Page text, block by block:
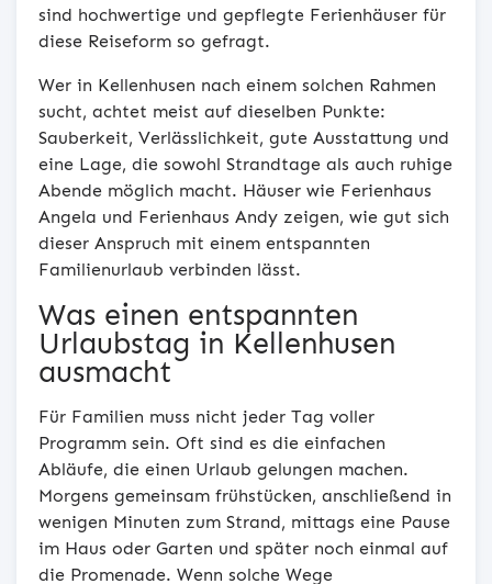
sind hochwertige und gepflegte Ferienhäuser für
diese Reiseform so gefragt.
Wer in Kellenhusen nach einem solchen Rahmen
sucht, achtet meist auf dieselben Punkte:
Sauberkeit, Verlässlichkeit, gute Ausstattung und
eine Lage, die sowohl Strandtage als auch ruhige
Abende möglich macht. Häuser wie Ferienhaus
Angela und Ferienhaus Andy zeigen, wie gut sich
dieser Anspruch mit einem entspannten
Familienurlaub verbinden lässt.
Was einen entspannten
Urlaubstag in Kellenhusen
ausmacht
Für Familien muss nicht jeder Tag voller
Programm sein. Oft sind es die einfachen
Abläufe, die einen Urlaub gelungen machen.
Morgens gemeinsam frühstücken, anschließend in
wenigen Minuten zum Strand, mittags eine Pause
im Haus oder Garten und später noch einmal auf
die Promenade. Wenn solche Wege